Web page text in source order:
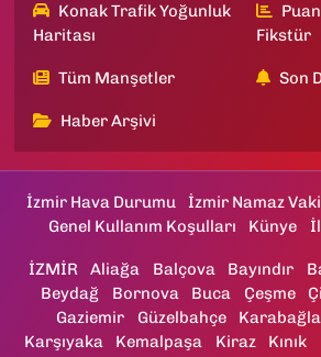
Konak Trafik Yoğunluk
Haritası
Fikstür
Tüm Manşetler Son
Haber Arşivi
İzmir Hava Durumu İzmir Namaz
Genel Kullanım Koşulları
Künye
İZMİR Aliağa Balçova Bayındır
Beydağ
Bornova Buca Çeşme
Gaziemir
Güzelbahçe
Karşıyaka
Kemalpaşa Kiraz Kınık